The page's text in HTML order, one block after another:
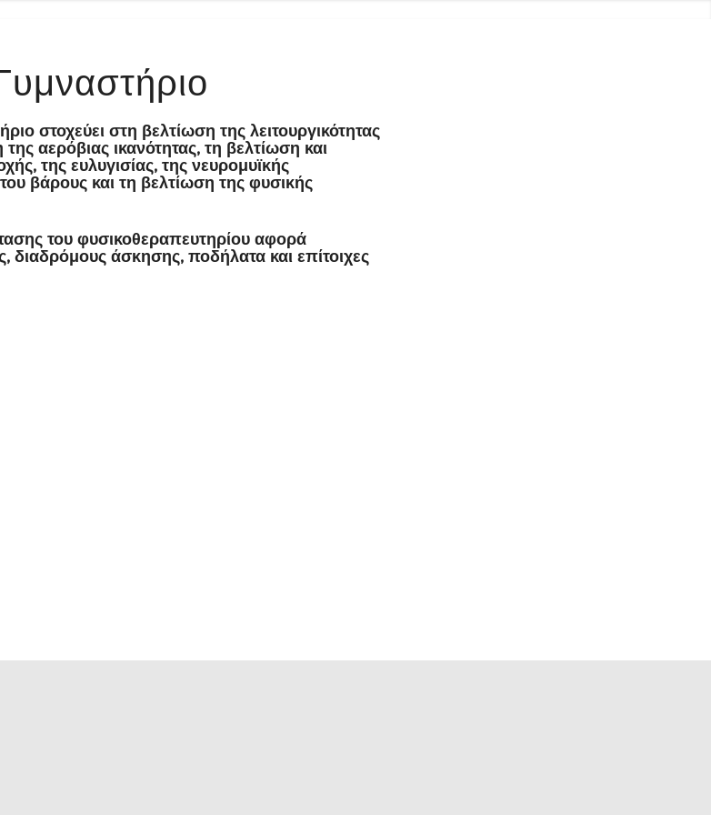
στοχεύει στη βελτίωση της λειτουργικότητας
αερόβιας ικανότητας, τη βελτίωση και
της ευλυγισίας, της νευρομυϊκής
βάρους και τη βελτίωση της φυσικής
του φυσικοθεραπευτηρίου αφορά
άσκησης, ποδήλατα και επίτοιχες